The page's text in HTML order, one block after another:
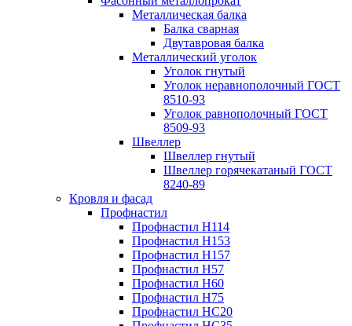
Металлическая балка
Балка сварная
Двутавровая балка
Металлический уголок
Уголок гнутый
Уголок неравнополочный ГОСТ
8510-93
Уголок равнополочный ГОСТ
8509-93
Швеллер
Швеллер гнутый
Швеллер горячекатаный ГОСТ
8240-89
Кровля и фасад
Профнастил
Профнастил Н114
Профнастил Н153
Профнастил Н157
Профнастил Н57
Профнастил Н60
Профнастил Н75
Профнастил НС20